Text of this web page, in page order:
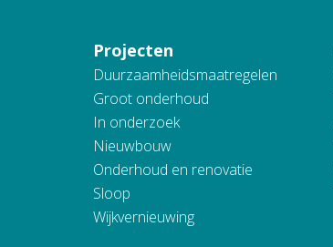
Projecten
Duurzaamheidsmaatregelen
Groot onderhoud
In onderzoek
Nieuwbouw
Onderhoud en renovatie
Sloop
Wijkvernieuwing